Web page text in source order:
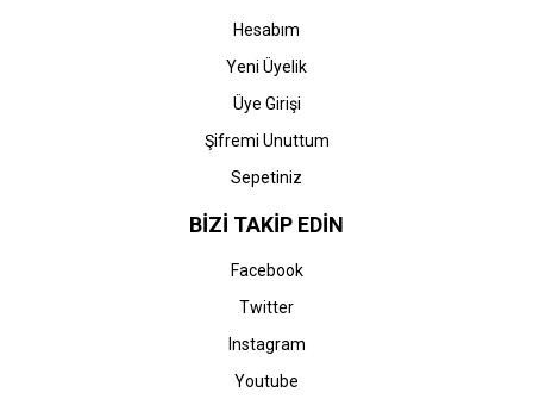
Hesabım
Yeni Üyelik
Üye Girişi
Şifremi Unuttum
Sepetiniz
BİZİ TAKİP EDİN
Facebook
Twitter
Instagram
Youtube